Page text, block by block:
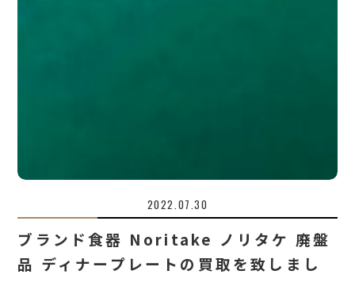
2022.07.30
ブランド食器 Noritake ノリタケ 廃盤
品 ディナープレートの買取を致しまし